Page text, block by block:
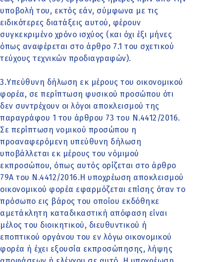
υποβολή του, εκτός εάν, σύμφωνα με τις
ειδικότερες διατάξεις αυτού, φέρουν
συγκεκριμένο χρόνο ισχύος (και όχι έξι μήνες
όπως αναφέρεται στο άρθρο 7.1 του σχετικού
τεύχους τεχνικών προδιαγραφών).
3.Υπεύθυνη δήλωση εκ μέρους του οικονομικού
φορέα, σε περίπτωση φυσικού προσώπου ότι
δεν συντρέχουν οι λόγοι αποκλεισμού της
παραγράφου 1 του άρθρου 73 του Ν.4412/2016.
Σε περίπτωση νομικού προσώπου η
προαναφερόμενη υπεύθυνη δήλωση
υποβάλλεται εκ μέρους του νόμιμού
εκπροσώπου, όπως αυτός ορίζεται στο άρθρο
79Α του Ν.4412/2016.Η υποχρέωση αποκλεισμού
οικονομικού φορέα εφαρμόζεται επίσης όταν το
πρόσωπο εις βάρος του οποίου εκδόθηκε
αμετάκλητη καταδικαστική απόφαση είναι
μέλος του διοικητικού, διευθυντικού ή
εποπτικού οργάνου του εν λόγω οικονομικού
φορέα ή έχει εξουσία εκπροσώπησης, λήψης